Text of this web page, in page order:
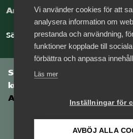
Arbeta hos
Sök jobb hos oss
Som medlem har du tillgång
kunskapsbank
Arbetsgivarguiden
Logga in
Vi använder cookies för att
analysera information om
prestanda och användning,
funktioner kopplade till
förbättra och anpassa
Läs mer
Inställningar för
AVBÖJ ALLA